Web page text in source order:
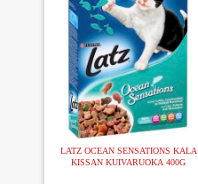
LATZ OCEAN SENSATIONS KALA
KISSAN KUIVARUOKA 400G